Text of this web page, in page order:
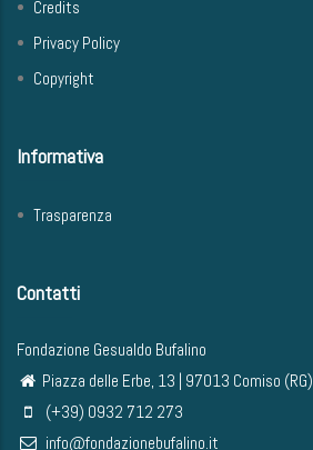
Credits
Privacy Policy
Copyright
Informativa
Trasparenza
Contatti
Fondazione Gesualdo Bufalino
Piazza delle Erbe, 13 | 97013 Comiso (RG)
(+39) 0932 712 273
info@fondazionebufalino.it